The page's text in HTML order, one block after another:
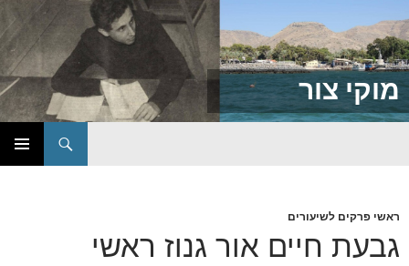
מוקי צור
ראשי פרקים לשיעורים
גבעת חיים אור גנוז ראשי